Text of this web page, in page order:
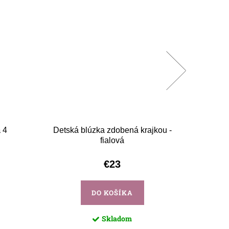
4
Detská blúzka zdobená krajkou -
fialová
€23
DO KOŠÍKA
Skladom